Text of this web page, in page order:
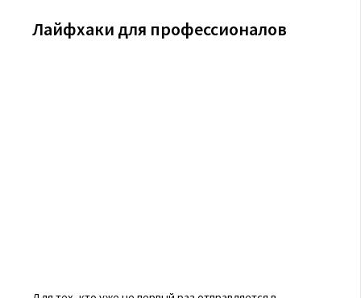
Лайфхаки для профессионалов